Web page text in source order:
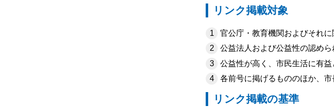
リンク掲載対象
官公庁・教育機関およびそれに
公益法人および公益性の認め
公益性が高く、市民生活に有
各前号に掲げるもののほか、
リンク掲載の基準